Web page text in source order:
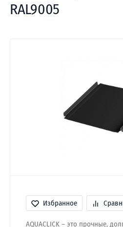
RAL9005
Избранное
AQUACLICK – это прочные,